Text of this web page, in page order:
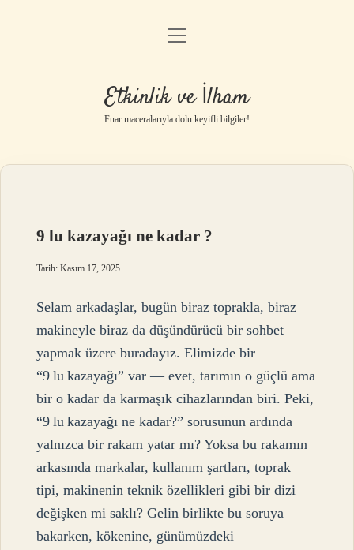
Anasayfa
Gizlilik Politikası
Yasal Uyarı
menüyü
Etkinlik ve İlham
Fuar maceralarıyla dolu keyifli bilgiler!
9 lu kazayağı ne kadar ?
Tarih: Kasım 17, 2025
Selam arkadaşlar, bugün biraz toprakla, biraz
makineyle biraz da düşündürücü bir sohbet
yapmak üzere buradayız. Elimizde bir
“9 lu kazayağı” var — evet, tarımın o güçlü ama
bir o kadar da karmaşık cihazlarından biri. Peki,
“9 lu kazayağı ne kadar?” sorusunun ardında
yalnızca bir rakam yatar mı? Yoksa bu rakamın
arkasında markalar, kullanım şartları, toprak
tipi, makinenin teknik özellikleri gibi bir dizi
değişken mi saklı? Gelin birlikte bu soruya
bakarken, kökenine, günümüzdeki